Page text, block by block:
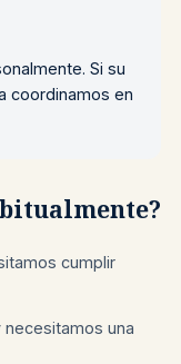
Si su
coordinamos en
cumplir
necesitamos una